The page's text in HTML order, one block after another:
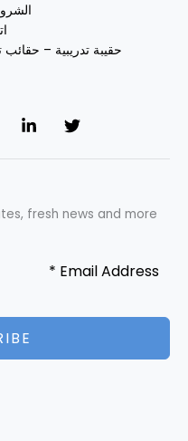
حقيبة تدريبية – حقائب
fresh news and more!